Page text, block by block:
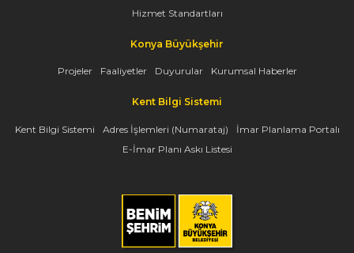
Hizmet Standartları
Konya Büyükşehir
Projeler Faaliyetler Duyurular Kurumsal Haberler
Kent Bilgi Sistemi
Kent Bilgi Sistemi Adres İşlemleri (Numarataj)
İmar Planlama Portalı
E-İmar Planı Askı Listesi